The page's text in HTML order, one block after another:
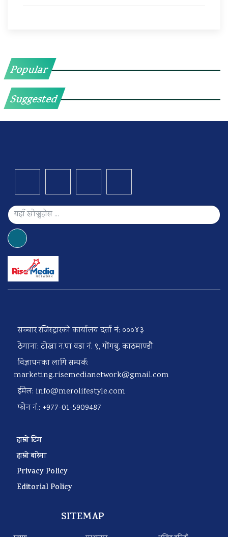
Popular
Suggested
सञ्चार रजिस्ट्रारको कार्यालय दर्ता नं: ०००४३
ठेगाना: टोखा न.पा वडा नं. ९, गोंगबु, काठमाण्डौ
विज्ञापनका लागि सम्पर्क:
marketing.risemedianetwork@gmail.com
ईमेल: info@merolifestyle.com
फोन नं.: +977-01-5909487
हाम्रो टिम
हाम्रो बारेमा
Privacy Policy
Editorial Policy
SITEMAP